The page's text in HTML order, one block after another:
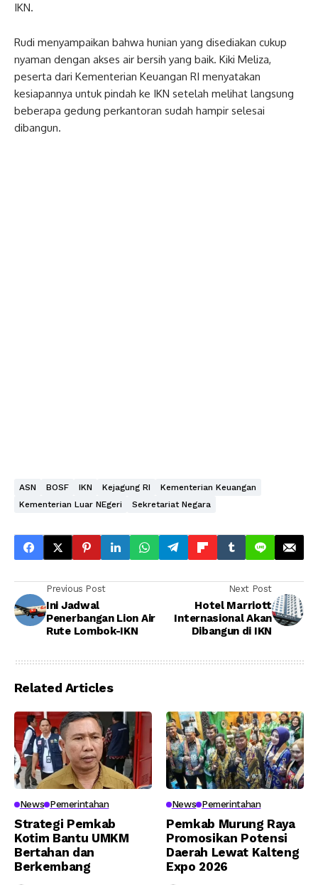
IKN.
Rudi menyampaikan bahwa hunian yang disediakan cukup
nyaman dengan akses air bersih yang baik. Kiki Meliza,
peserta dari Kementerian Keuangan RI menyatakan
kesiapannya untuk pindah ke IKN setelah melihat langsung
beberapa gedung perkantoran sudah hampir selesai
dibangun.
ASN BOSF IKN Kejagung RI
Kementerian Keuangan
Kementerian Luar NEgeri
Sekretariat Negara
Previous Post
Ini Jadwal
Penerbangan Lion Air
Rute Lombok-IKN
Next Post
Hotel Marriott
Internasional Akan
Dibangun di IKN
Related Articles
News Pemerintahan
Strategi Pemkab
Kotim Bantu UMKM
Bertahan dan
Berkembang
News Pemerintahan
Pemkab Murung Raya
Promosikan Potensi
Daerah Lewat Kalteng
Expo 2026